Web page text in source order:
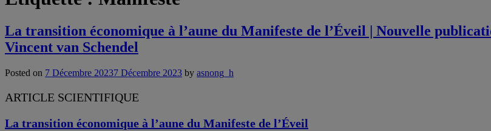
La transition économique à l’aune du Manifeste de l’Éveil | Nouvelle
Vincent van Schendel
Posted on 7 Décembre 20237 Décembre 2023 by asnong_h
ARTICLE SCIENTIFIQUE
La transition économique à l’aune du Manifeste de l’Éveil